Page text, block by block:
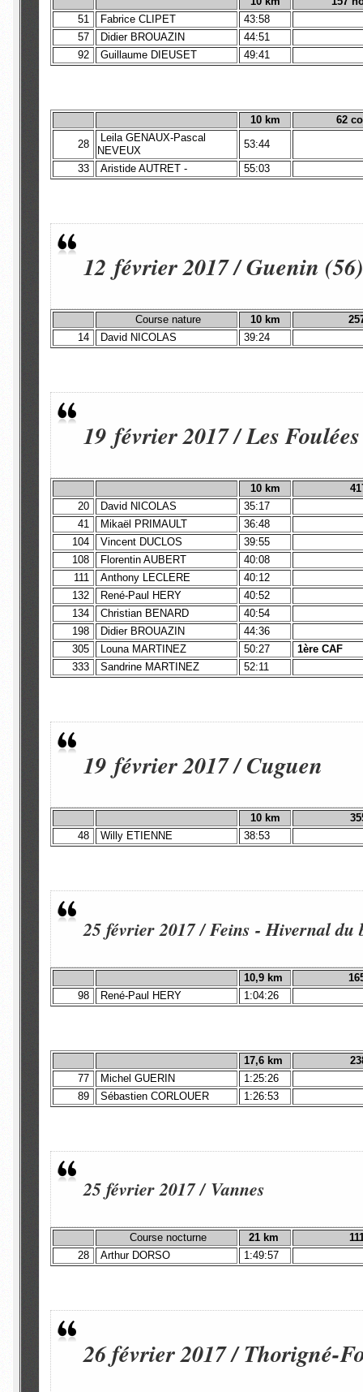
51
Fabrice CLIPET
43:58
57
Didier BROUAZIN
44:51
92
Guillaume DIEUSET 49:41
10 km
62
28
Leila GENAUX-Pascal
NEVEUX
53:44
33
Aristide AUTRET - 55:03
12 février 2017 / Guenin
Course nature 10 km
14
David NICOLAS 39:24
19 février 2017 / Les
10 km
20
David NICOLAS
35:17
41
Mikaël PRIMAULT
36:48
104
Vincent DUCLOS
39:55
108
Florentin AUBERT
40:08
111
Anthony LECLERE
40:12
132
René-Paul HERY
40:52
134
Christian BENARD
40:54
198
Didier BROUAZIN
44:36
305
Louna MARTINEZ 50:27
1ère CAF
333
Sandrine MARTINEZ 52:11
19 février 2017 / Cuguen
10 km
48
Willy ETIENNE 38:53
25 février 2017 / Feins - Hivernal du
10,9 km
98
René-Paul HERY 1:04:26
17,6 km
77
Michel GUERIN
1:25:26
89
Sébastien CORLOUER 1:26:53
25 février 2017 / Vannes
Course nocturne 21 km
28
Arthur DORSO 1:49:57
26 février 2017 / Thorigné-